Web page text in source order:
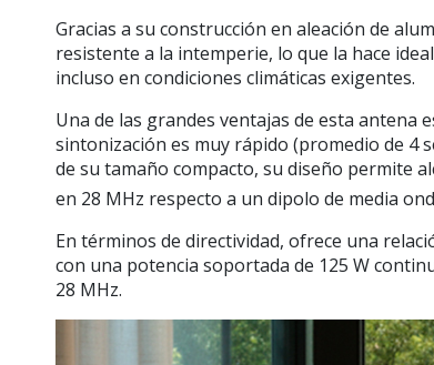
Gracias a su construcción en aleación de
resistente a la intemperie, lo que la hace
incluso en condiciones climáticas exigentes.
Una de las grandes ventajas de esta antena
sintonización es muy rápido (promedio de 4
de su tamaño compacto, su diseño permite
en 28 MHz respecto a un dipolo de media
En términos de directividad, ofrece una
con una potencia soportada de 125 W
28 MHz.